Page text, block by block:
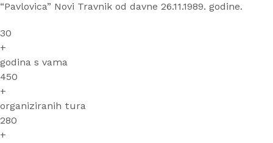
“Pavlovica” Novi Travnik od davne 26.11.1989. godine.
30
+
godina s vama
450
+
organiziranih tura
280
+